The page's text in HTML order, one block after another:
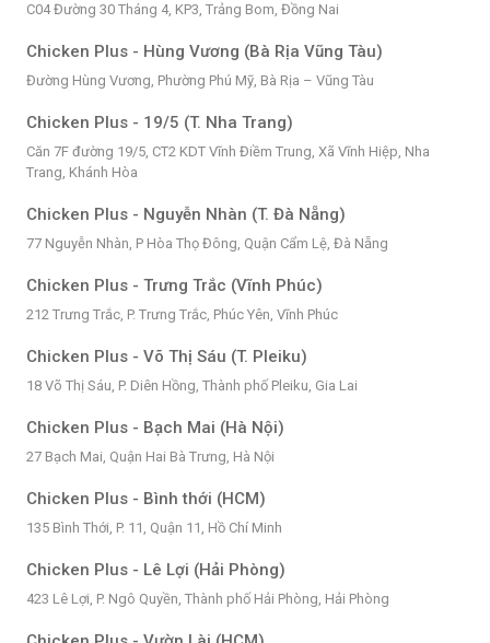
C04 Đường 30 Tháng 4, KP3, Trảng Bom, Đồng Nai
Chicken Plus - Hùng Vương (Bà Rịa Vũng Tàu)
Đường Hùng Vương, Phường Phú Mỹ, Bà Rịa – Vũng Tàu
Chicken Plus - 19/5 (T. Nha Trang)
Căn 7F đường 19/5, CT2 KDT Vĩnh Điềm Trung, Xã Vĩnh Hiệp, Nha
Trang, Khánh Hòa
Chicken Plus - Nguyễn Nhàn (T. Đà Nẵng)
77 Nguyễn Nhàn, P Hòa Thọ Đông, Quận Cẩm Lệ, Đà Nẵng
Chicken Plus - Trưng Trắc (Vĩnh Phúc)
212 Trưng Trắc, P. Trưng Trắc, Phúc Yên, Vĩnh Phúc
Chicken Plus - Võ Thị Sáu (T. Pleiku)
18 Võ Thị Sáu, P. Diên Hồng, Thành phố Pleiku, Gia Lai
Chicken Plus - Bạch Mai (Hà Nội)
27 Bạch Mai, Quận Hai Bà Trưng, Hà Nội
Chicken Plus - Bình thới (HCM)
135 Bình Thới, P. 11, Quận 11, Hồ Chí Minh
Chicken Plus - Lê Lợi (Hải Phòng)
423 Lê Lợi, P. Ngô Quyền, Thành phố Hải Phòng, Hải Phòng